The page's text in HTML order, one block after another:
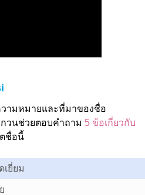
ามหมายและที่มาของชื่อ
วนช่วยตอบคำถาม 5 ข้อเกี่ยวกับ
ชื่อนี้
เยี่ยม